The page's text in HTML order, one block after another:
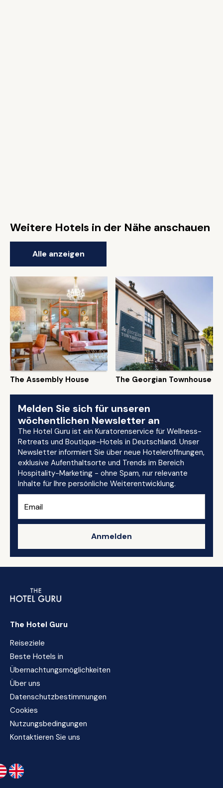
Weitere Hotels in der Nähe anschauen
Alle anzeigen
The Assembly House The Georgian Townhouse
Melden Sie sich für unseren
wöchentlichen Newsletter an
The Hotel Guru ist ein Kuratorenservice für Wellness-
Retreats und Boutique-Hotels in Deutschland. Unser
Newsletter informiert Sie über neue Hoteleröffnungen,
exklusive Aufenthaltsorte und Trends im Bereich
Hospitality-Marketing - ohne Spam, nur relevante
Inhalte für Ihre persönliche Weiterentwicklung.
Anmelden
The Hotel Guru
Reiseziele
Beste Hotels in
Übernachtungsmöglichkeiten
Über uns
Datenschutzbestimmungen
Cookies
Nutzungsbedingungen
Kontaktieren Sie uns